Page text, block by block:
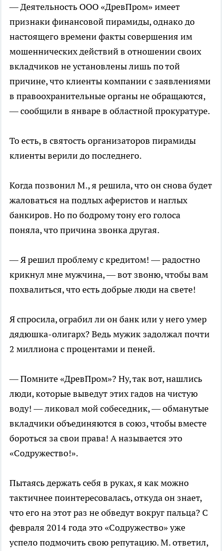
— Деятельность ООО «ДревПром» имеет
признаки финансовой пирамиды, однако до
настоящего времени факты совершения им
мошеннических действий в отношении своих
вкладчиков не установлены лишь по той
причине, что клиенты компании с заявлениями
в правоохранительные органы не обращаются,
— сообщили в январе в областной прокуратуре.
То есть, в святость организаторов пирамиды
клиенты верили до последнего.
Когда позвонил М., я решила, что он снова будет
жаловаться на подлых аферистов и наглых
банкиров. Но по бодрому тону его голоса
поняла, что причина звонка другая.
— Я решил проблему с кредитом! — радостно
крикнул мне мужчина, — вот звоню, чтобы вам
похвалиться, что есть добрые люди на свете!
Я спросила, ограбил ли он банк или у него умер
дядюшка-олигарх? Ведь мужик задолжал почти
2 миллиона с процентами и пеней.
— Помните «ДревПром»? Ну, так вот, нашлись
люди, которые выведут этих гадов на чистую
воду! — ликовал мой собеседник, — обманутые
вкладчики объединяются в союз, чтобы вместе
бороться за свои права! А называется это
«Содружество!».
Пытаясь держать себя в руках, я как можно
тактичнее поинтересовалась, откуда он знает,
что его на этот раз не обведут вокруг пальца? С
февраля 2014 года это «Содружество» уже
успело подмочить свою репутацию. М. ответил,